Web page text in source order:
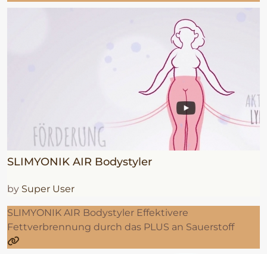
SLIMYONIK AIR Bodystyler
by Super User
SLIMYONIK AIR Bodystyler Effektivere
Fettverbrennung durch das PLUS an Sauerstoff